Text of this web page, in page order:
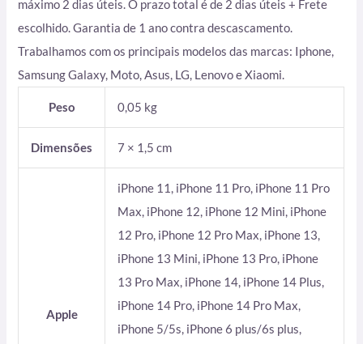
máximo 2 dias úteis. O prazo total é de 2 dias úteis + Frete
escolhido. Garantia de 1 ano contra descascamento.
Trabalhamos com os principais modelos das marcas: Iphone,
Samsung Galaxy, Moto, Asus, LG, Lenovo e Xiaomi.
Peso 0,05 kg
Dimensões 7 × 1,5 cm
Apple
iPhone 11, iPhone 11 Pro, iPhone 11 Pro
Max, iPhone 12, iPhone 12 Mini, iPhone
12 Pro, iPhone 12 Pro Max, iPhone 13,
iPhone 13 Mini, iPhone 13 Pro, iPhone
13 Pro Max, iPhone 14, iPhone 14 Plus,
iPhone 14 Pro, iPhone 14 Pro Max,
iPhone 5/5s, iPhone 6 plus/6s plus,